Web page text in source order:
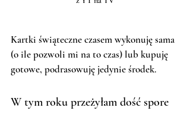
Kartki świąteczne czasem wykonuję sama
(o ile pozwoli mi na to czas) lub kupuję
gotowe, podrasowuję jedynie środek.
W tym roku przeżyłam dość spore